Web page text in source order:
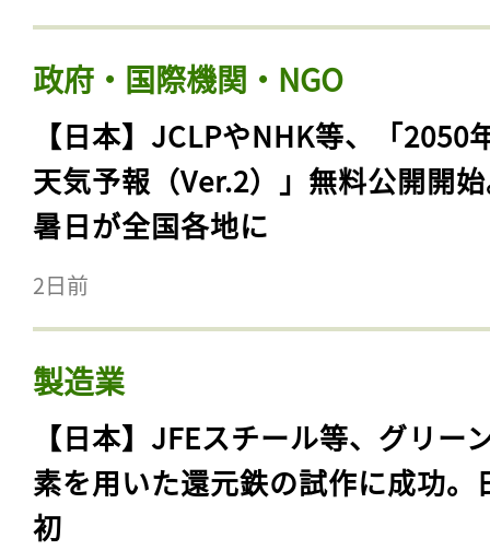
政府・国際機関・NGO
【日本】JCLPやNHK等、「2050
天気予報（Ver.2）」無料公開開
暑日が全国各地に
2日前
製造業
【日本】JFEスチール等、グリー
素を用いた還元鉄の試作に成功。
初